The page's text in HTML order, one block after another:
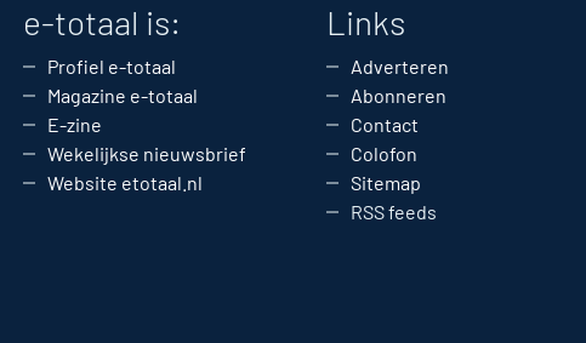
e-totaal is:
Profiel e-totaal
Magazine e-totaal
E-zine
Wekelijkse nieuwsbrief
Website etotaal.nl
Links
Adverteren
Abonneren
Contact
Colofon
Sitemap
RSS feeds